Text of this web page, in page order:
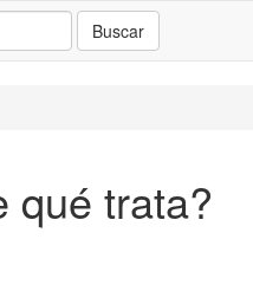
Buscar
qué trata?